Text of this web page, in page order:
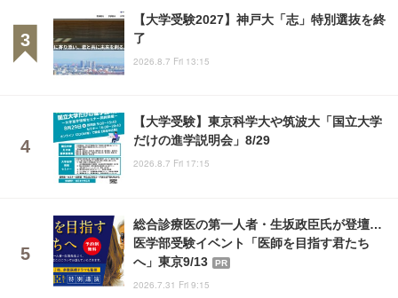
【大学受験2027】神戸大「志」特別選抜を終
了
2026.8.7 Fri 13:15
【大学受験】東京科学大や筑波大「国立大学
だけの進学説明会」8/29
2026.8.7 Fri 17:15
総合診療医の第一人者・生坂政臣氏が登壇…
医学部受験イベント「医師を目指す君たち
へ」東京9/13
PR
2026.7.31 Fri 9:15